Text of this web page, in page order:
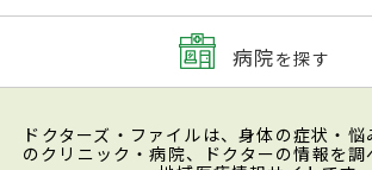
病院を探す
ドクターズ・ファイルは、身体の症状・
のクリニック・病院、ドクターの情報を調